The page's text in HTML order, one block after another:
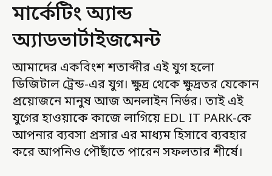
মার্কেটিং অ্যান্ড
অ্যাডভার্টাইজমেন্ট
আমাদের একবিংশ শতাব্দীর এই যুগ হলো
ডিজিটাল ট্রেন্ড-এর যুগ। ক্ষুদ্র থেকে ক্ষুদ্রতর যেকোন
প্রয়োজনে মানুষ আজ অনলাইন নির্ভর। তাই এই
যুগের হাওয়াকে কাজে লাগিয়ে EDL IT PARK-কে
আপনার ব্যবসা প্রসার এর মাধ্যম হিসাবে ব্যবহার
করে আপনিও পৌছাঁতে পারেন সফলতার শীর্ষে।